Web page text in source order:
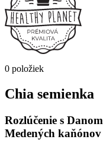
0 položiek
Chia semienka
Rozlúčenie s
Medených